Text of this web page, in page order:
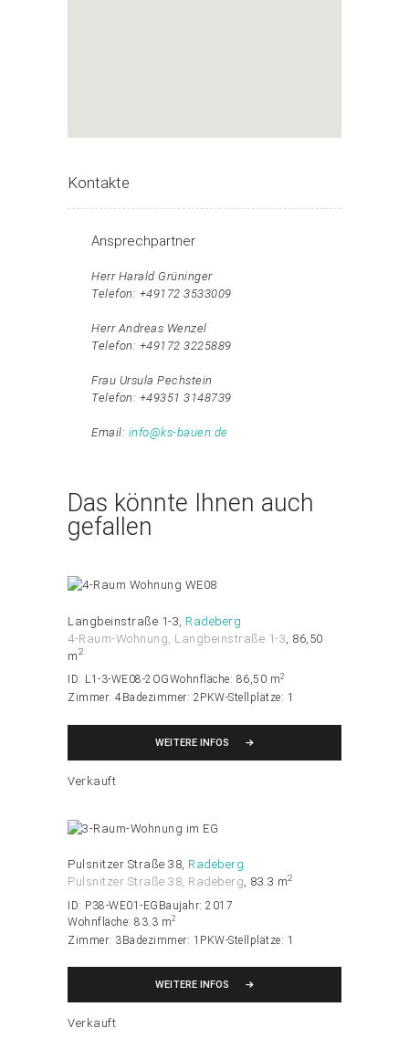
Kontakte
Ansprechpartner
Herr Harald Grüninger
Telefon: +49172 3533009
Herr Andreas Wenzel
Telefon: +49172 3225889
Frau Ursula Pechstein
Telefon: +49351 3148739
Email: info@ks-bauen.de
Das könnte Ihnen auch
gefallen
Langbeinstraße 1-3 Radeberg
4-Raum-Wohnung , Langbeinstraße 1-3 86,50
m2
ID: L1-3-WE08-2OGWohnfläche: 86,50 m2
Zimmer: 4 Badezimmer: 2 PKW-Stellplätze: 1
WEITERE INFOS
Verkauft
Pulsnitzer Straße 38 Radeberg
Pulsnitzer Straße 38, Radeberg 83.3 m2
ID: P38-WE01-EG Baujahr: 2017
Wohnfläche: 83.3 m2
Zimmer: 3 Badezimmer: 1 PKW-Stellplätze: 1
WEITERE INFOS
Verkauft